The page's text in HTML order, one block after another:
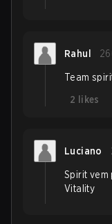
Rahul
Team
2
likes
Luciano
Spirit vem
Vitality